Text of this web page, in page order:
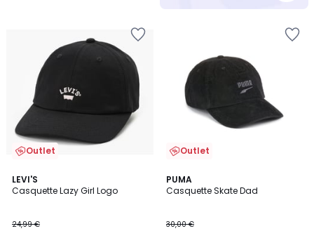
Outlet
LEVI'S
Casquette Lazy Girl Logo
24,99 €
4,5
/ 5
Outlet
PUMA
Casquette Skate Dad
30,00 €